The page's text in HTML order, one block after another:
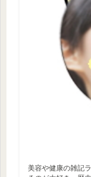
美容や健康の雑記